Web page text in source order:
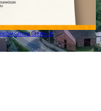
Gminy Czernica!